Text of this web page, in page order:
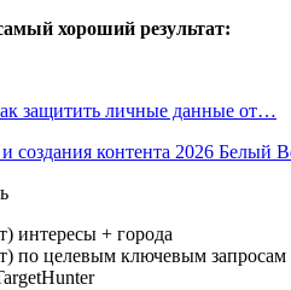
хороший результат:
защитить личные данные от…
создания контента 2026 Белый
интересы + города
по целевым ключевым запросам